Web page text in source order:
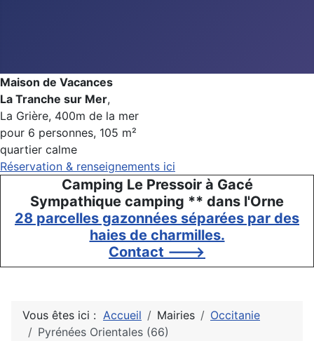
Maison de Vacances
La Tranche sur Mer,
La Grière, 400m de la mer
pour 6 personnes, 105 m²
quartier calme
Réservation & renseignements ici
Camping Le Pressoir à Gacé
Sympathique camping ** dans l'Orne
28 parcelles gazonnées séparées par des
haies de charmilles.
Contact --->
Vous êtes ici : Accueil Mairies
Occitanie
Pyrénées Orientales (66)